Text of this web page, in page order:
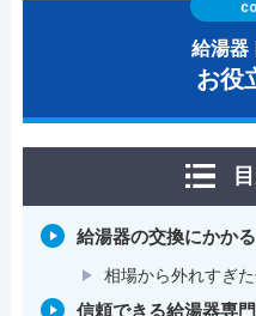
給湯器
お役
給湯器の交換にかか
相場から外れすぎ
信頼できる給湯器専